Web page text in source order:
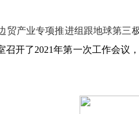
贸产业专项推进组跟地球第三
召开了2021年第一次工作会议，